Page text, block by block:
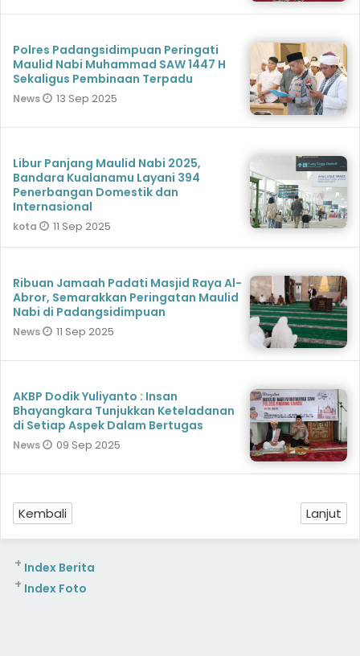
Polres Padangsidimpuan Peringati
Maulid Nabi Muhammad SAW 1447 H
Sekaligus Pembinaan Terpadu
News 13 Sep 2025
Libur Panjang Maulid Nabi 2025,
Bandara Kualanamu Layani 394
Penerbangan Domestik dan
Internasional
kota 11 Sep 2025
Ribuan Jamaah Padati Masjid Raya Al-
Abror, Semarakkan Peringatan Maulid
Nabi di Padangsidimpuan
News 11 Sep 2025
AKBP Dodik Yuliyanto : Insan
Bhayangkara Tunjukkan Keteladanan
di Setiap Aspek Dalam Bertugas
News 09 Sep 2025
Kembali Lanjut
Index Berita
+
Index Foto
+